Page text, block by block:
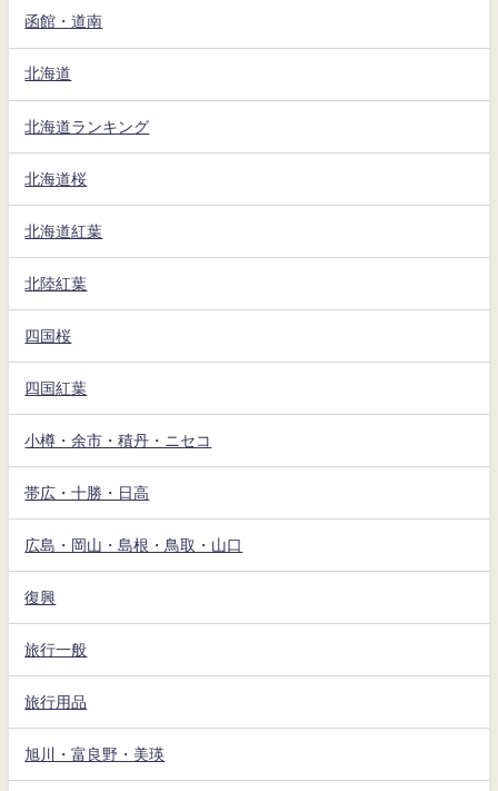
函館・道南
北海道
北海道ランキング
北海道桜
北海道紅葉
北陸紅葉
四国桜
四国紅葉
小樽・余市・積丹・ニセコ
帯広・十勝・日高
広島・岡山・島根・鳥取・山口
復興
旅行一般
旅行用品
旭川・富良野・美瑛